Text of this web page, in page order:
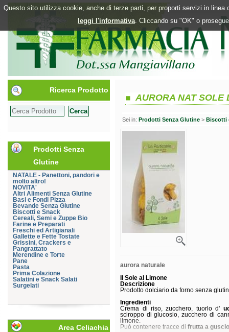
Questo sito utilizza cookie, anche di terze parti, per proporti servizi in
leggi l'informativa. Cliccando su "OK" o
Ricerca Prodotto
Prodotti Senza
Glutine
NATALE - Panettoni, pandori e
molto altro!
NOVITA'
Altri Alimenti Senza Glutine
Basi e Fondi Pizza
Bevande Senza Glutine
Biscotti e Snack
Cereali, Semi e Zuppe Bio
Farine e Preparati
Freschi ed Artigianali
Gallette e Fette Tostate
Grissini, Crackers e
Pangrattato
Merendine e Torte
Pane
Pasta
Prima Colazione
Salatini e Snack Salati
Surgelati
Area Celiachia
AURORA NAT SOLE
Sei in: Prodotti Senza Glutine > Biscotti
aurora naturale
Il Sole al Limone
Descrizione
Prodotto dolciario da forno senza
Ingredienti
Crema di riso, zucchero, tuorlo d'
sciroppo di glucosio, zucchero di
limone.
Può contenere tracce difrutta a